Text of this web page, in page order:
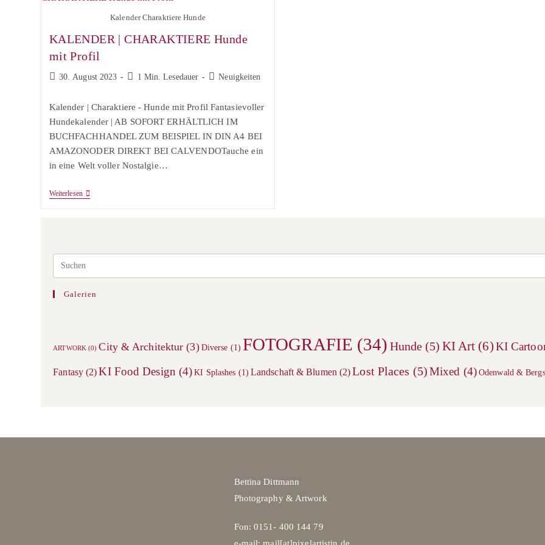
Kalender Charaktiere Hunde
KALENDER | CHARAKTIERE Hunde
mit Profil
Beitrag
30. August 2023 Lesedauer:
1 Min. Lesedauer
Beitrags-
Neuigkeiten
Kalender | Charaktiere - Hunde mit Profil Fantasievoller
Hundekalender | AB SOFORT ERHÄLTLICH IM
BUCHFACHHANDEL ZUM BEISPIEL IN DIN A4 BEI
AMAZONODER DIREKT BEI CALVENDOTauche ein
in eine Welt voller Nostalgie…
WeiterlesenKALENDER
Galerien
ARTWORK (0) City & Architektur (3) Diverse (1) FOTOGRAFIE (34) Hunde (5) KI Art (6)KI
Fantasy(2)KI Food Design (4) KI Splashes (1) Landschaft & Blumen (2)Lost Places (5)Mixed (4)Odenwald &
Bettina Dittmann
Photography & Artwork
Fon: 0151- 400 144 79
e-mail: mail[at]pixelartistin.de